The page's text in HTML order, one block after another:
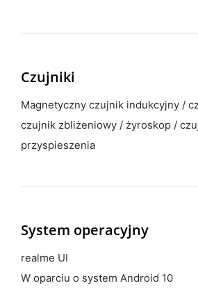
Czujniki
Magnetyczny czujnik indukcyjny /
czujnik zbliżeniowy / żyroskop /
przyspieszenia
System operacyjny
realme UI
W oparciu o system Android 10